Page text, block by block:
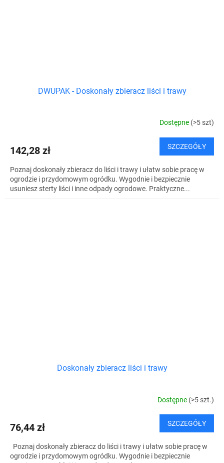
DWUPAK - Doskonały zbieracz liści i trawy
Dostępne (>5 szt)
142,28 zł SZCZEGÓŁY
Poznaj doskonały zbieracz do liści i trawy i ułatw sobie pracę w
ogrodzie i przydomowym ogródku. Wygodnie i bezpiecznie
usuniesz sterty liści i inne odpady ogrodowe. Praktyczne...
Doskonały zbieracz liści i trawy
Dostępne (>5 szt.)
76,44 zł SZCZEGÓŁY
Poznaj doskonały zbieracz do liści i trawy i ułatw sobie pracę w
ogrodzie i przydomowym ogródku. Wygodnie i bezpiecznie